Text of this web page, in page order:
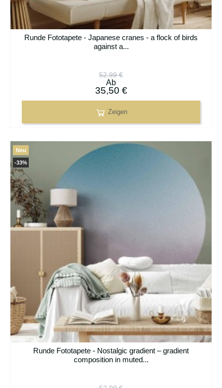
Runde Fototapete - Japanese cranes - a flock of birds
against a...
52,99 €
Ab
35,50 €
Zeigen
Runde Fototapete - Nostalgic gradient – gradient
composition in muted...
-33%
Neu